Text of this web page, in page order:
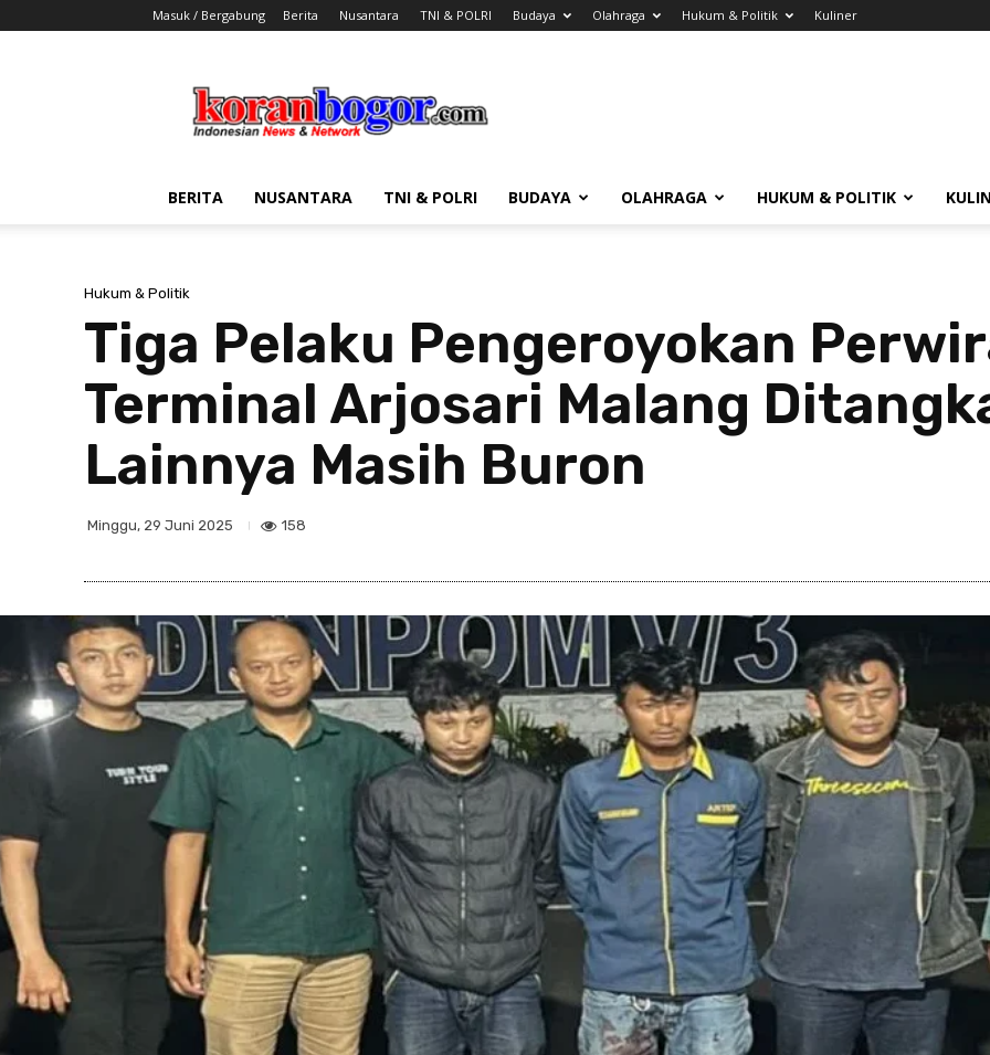
Masuk / Bergabung Berita Nusantara TNI & POLRI Budaya Olahraga Hukum & Politik Kuliner
Bogor
BERITA NUSANTARA TNI & POLRI BUDAYA OLAHRAGA HUKUM & POLITIK
Hukum & Politik
Tiga Pelaku Pengeroyokan
Terminal Arjosari Malang
Lainnya Masih Buron
Minggu, 29 Juni 2025 158